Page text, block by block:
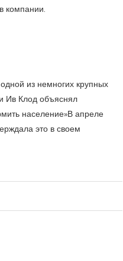
компании.
из немногих крупных
Ив Клод объяснял
население»В апреле
это в своем